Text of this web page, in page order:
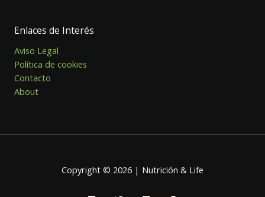
Enlaces de Interés
Aviso Legal
Política de cookies
Contacto
About
Copyright © 2026 | Nutrición & Life